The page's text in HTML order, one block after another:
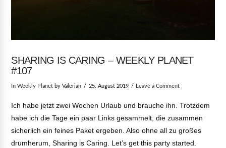
SHARING IS CARING – WEEKLY PLANET
#107
InWeekly Planet by Valerian 25. August 2019 Leave a Comment
Ich habe jetzt zwei Wochen Urlaub und brauche ihn. Trotzdem
habe ich die Tage ein paar Links gesammelt, die zusammen
sicherlich ein feines Paket ergeben. Also ohne all zu großes
drumherum, Sharing is Caring. Let’s get this party started.